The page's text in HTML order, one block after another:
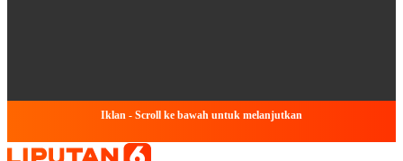
Iklan - Scroll ke bawah untuk melanjutkan